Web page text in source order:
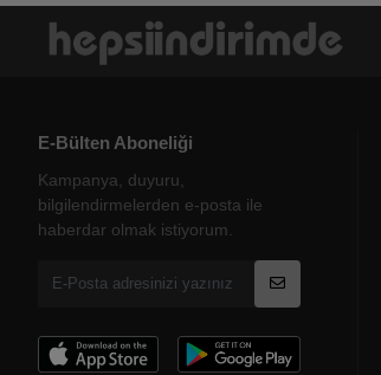
E-Bülten Aboneliği
Kampanya, duyuru,
bilgilendirmelerden e-posta ile
haberdar olmak istiyorum.